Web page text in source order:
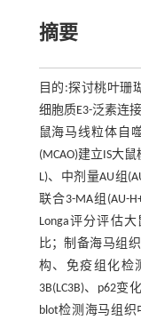
摘要
目的:探讨桃叶珊
细胞质E3-泛素连
鼠海马线粒体自
(MCAO)建立IS大
L)、中剂量AU组
联合3-MA组(AU-
Longa评分评估
比；制备海马组
构、免疫组化检
3B(LC3B)、p62变
blot检测海马组织